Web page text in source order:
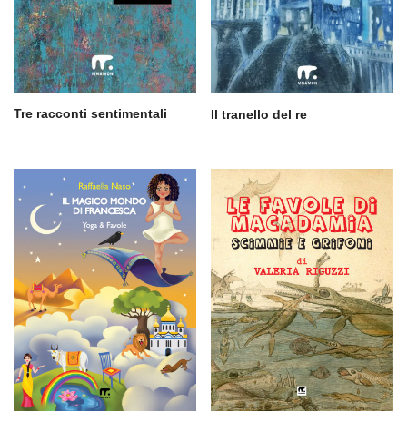
Tre racconti sentimentali Il tranello del re